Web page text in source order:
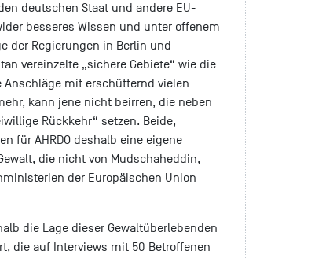
deutschen Staat und andere EU-
besseres Wissen und unter offenem
der Regierungen in Berlin und
vereinzelte „sichere Gebiete“ wie die
Anschläge mit erschütternd vielen
kann jene nicht beirren, die neben
Rückkehr“ setzen. Beide,
für AHRDO deshalb eine eigene
die nicht von Mudschaheddin,
der Europäischen Union
die Lage dieser Gewaltüberlebenden
die auf Interviews mit 50 Betroffenen